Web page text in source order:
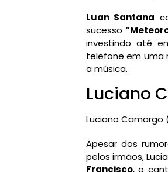
Luan Santana
sucesso
investindo até
telefone em uma
a música.
Luciano
Luciano Camargo
Apesar dos
pelos irmãos,
Francisco, o